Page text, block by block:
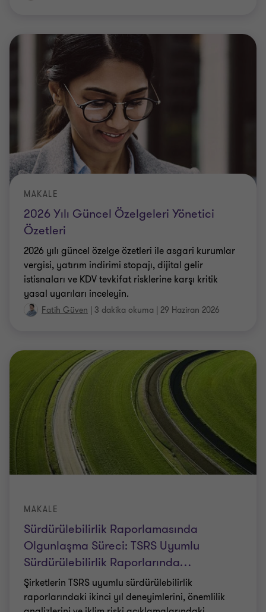
2026 Yılı Güncel Özelgeleri Yönetici
Özetleri
MAKALE
2026 yılı güncel özelge özetleri ile asgari kurumlar
vergisi, yatırım indirimi stopajı, dijital gelir
istisnaları ve KDV tevkifat risklerine karşı kritik
yasal uyarıları inceleyin.
Fatih Güven | 3 dakika okuma | 29 Haziran 2026
Sürdürülebilirlik Raporlamasında
Olgunlaşma Süreci: TSRS Uyumlu
Sürdürülebilirlik Raporlarında…
MAKALE
Şirketlerin TSRS uyumlu sürdürülebilirlik
raporlarındaki ikinci yıl deneyimlerini, önemlilik